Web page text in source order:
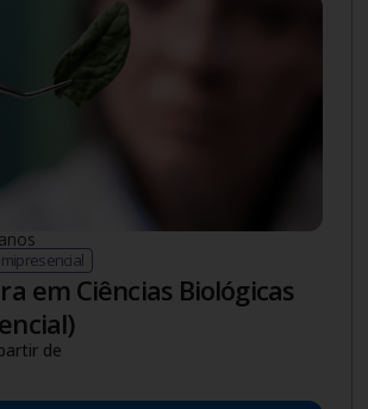
em Ciências Biológicas
de